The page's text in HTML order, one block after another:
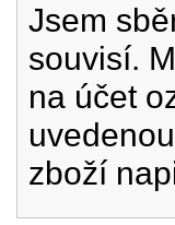
Jsem
souvisí.
na účet
zboží